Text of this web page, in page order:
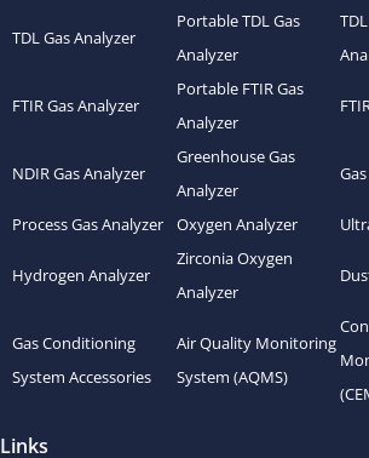
TDL Gas Analyzer
Portable TDL Gas
Analyzer
FTIR Gas Analyzer
Portable FTIR Gas
Analyzer
NDIR Gas Analyzer
Greenhouse Gas
Analyzer
Process Gas Analyzer Oxygen Analyzer
Hydrogen Analyzer
Zirconia Oxygen
Analyzer
Gas Conditioning
System Accessories
Air Quality Monitoring
System (AQMS)
Links